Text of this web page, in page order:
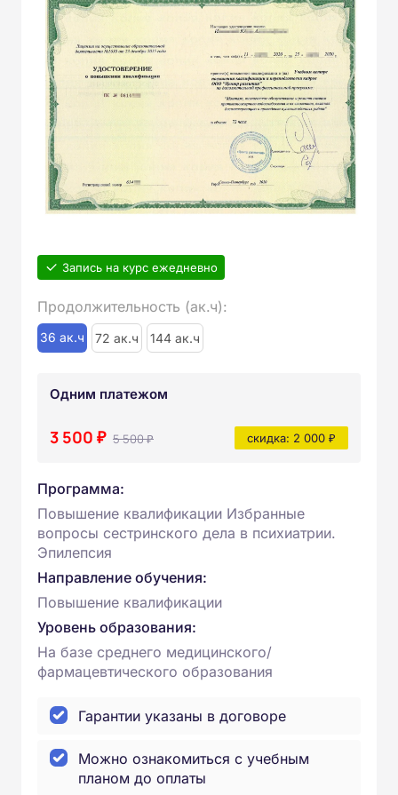
Запись на курс ежедневно
Продолжительность (ак.ч):
36 ак.ч 72 ак.ч 144 ак.ч
Одним платежом
3 500 ₽ 5 500 ₽ скидка: 2 000 ₽
Программа:
Повышение квалификации Избранные
вопросы сестринского дела в психиатрии.
Эпилепсия
Направление обучения:
Повышение квалификации
Уровень образования:
На базе среднего медицинского/
фармацевтического образования
Гарантии указаны в договоре
Можно ознакомиться с учебным
планом до оплаты